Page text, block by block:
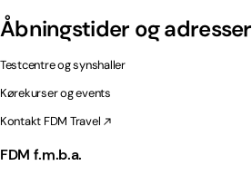
Åbningstider og adresser
Testcentre og synshaller
Kørekurser og events
Kontakt FDM Travel
FDM f.m.b.a.